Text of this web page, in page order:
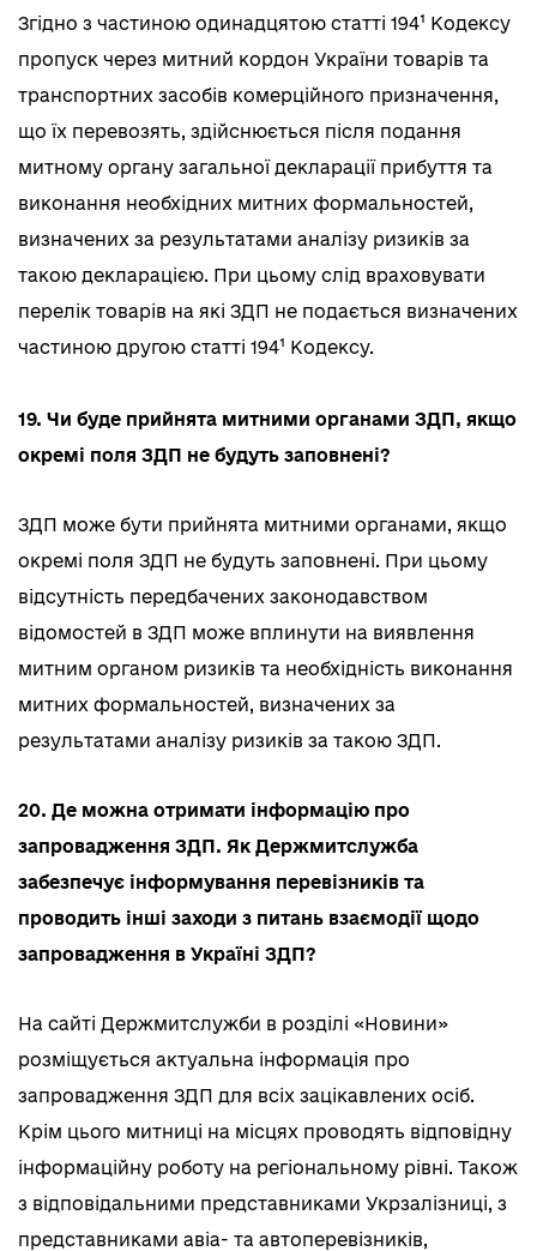
Згідно з частиною одинадцятою статті 194¹ Кодексу
пропуск через митний кордон України товарів та
транспортних засобів комерційного призначення,
що їх перевозять, здійснюється після подання
митному органу загальної декларації прибуття та
виконання необхідних митних формальностей,
визначених за результатами аналізу ризиків за
такою декларацією. При цьому слід враховувати
перелік товарів на які ЗДП не подається визначених
частиною другою статті 194¹ Кодексу.
19. Чи буде прийнята митними органами ЗДП, якщо
окремі поля ЗДП не будуть заповнені?
ЗДП може бути прийнята митними органами, якщо
окремі поля ЗДП не будуть заповнені. При цьому
відсутність передбачених законодавством
відомостей в ЗДП може вплинути на виявлення
митним органом ризиків та необхідність виконання
митних формальностей, визначених за
результатами аналізу ризиків за такою ЗДП.
20. Де можна отримати інформацію про
запровадження ЗДП. Як Держмитслужба
забезпечує інформування перевізників та
проводить інші заходи з питань взаємодії щодо
запровадження в Україні ЗДП?
На сайті Держмитслужби в розділі «Новини»
розміщується актуальна інформація про
запровадження ЗДП для всіх зацікавлених осіб.
Крім цього митниці на місцях проводять відповідну
інформаційну роботу на регіональному рівні. Також
з відповідальними представниками Укрзалізниці, з
представниками авіа- та автоперевізників,